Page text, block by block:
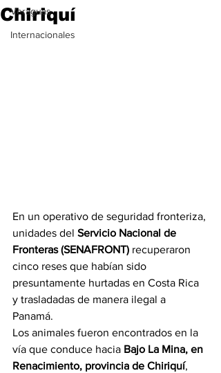
Veraguas
Internacionales
Chiriquí
En un operativo de seguridad fronteriza,
unidades del Servicio Nacional de
Fronteras (SENAFRONT) recuperaron
cinco reses que habían sido
presuntamente hurtadas en Costa Rica
y trasladadas de manera ilegal a
Panamá.
Los animales fueron encontrados en la
vía que conduce hacia Bajo La Mina, en
Renacimiento, provincia de Chiriquí,